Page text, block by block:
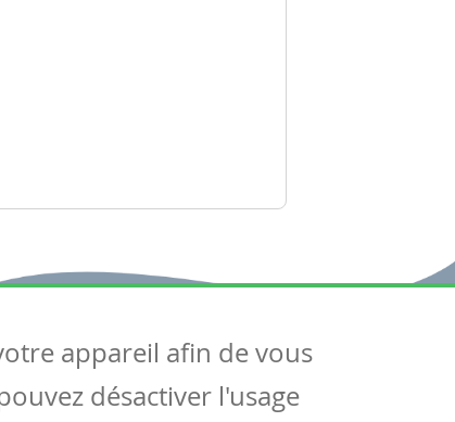
nous
nous
appareil afin de vous
désactiver l'usage